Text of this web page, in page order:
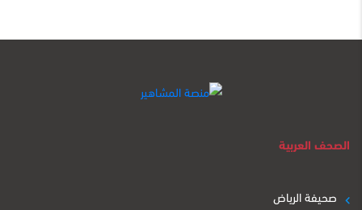
الصحف العربية
صحيفة الرياض